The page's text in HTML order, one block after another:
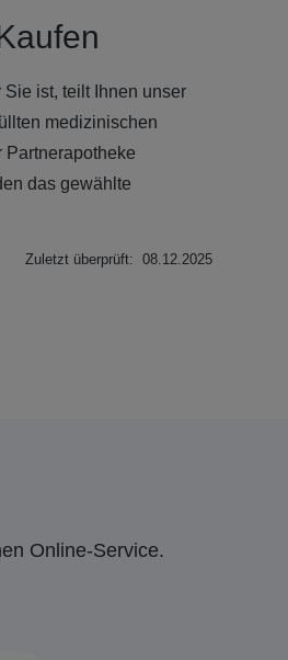
ist, teilt Ihnen unser
medizinischen
Partnerapotheke
das gewählte
Zuletzt überprüft: 08.12.2025
Online-Service.